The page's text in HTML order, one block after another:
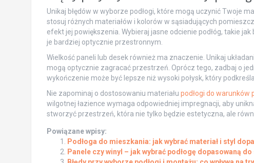
Unikaj błędów w wyborze podłogi, które mogą uczynić Twoje
stosuj różnych materiałów i kolorów w sąsiadujących
efekt jej powiększenia. Wybieraj jasne odcienie podłóg, takie
je bardziej optycznie przestronnym.
Wielkość paneli lub desek również ma znaczenie. Unikaj
mogą optycznie zagracać przestrzeń. Oprócz tego, zadbaj o
wykończenie może być lepsze niż wysoki połysk, który
Nie zapominaj o dostosowaniu materiału podłogi do warunków
wilgotnej łazience wymaga odpowiedniej impregnacji, aby
stworzyć przestrzeń, która nie tylko będzie estetyczna, ale
Powiązane wpisy:
Podłoga do mieszkania: jak wybrać materiał i styl
Panele czy winyl – jak wybrać podłogę dopasowaną